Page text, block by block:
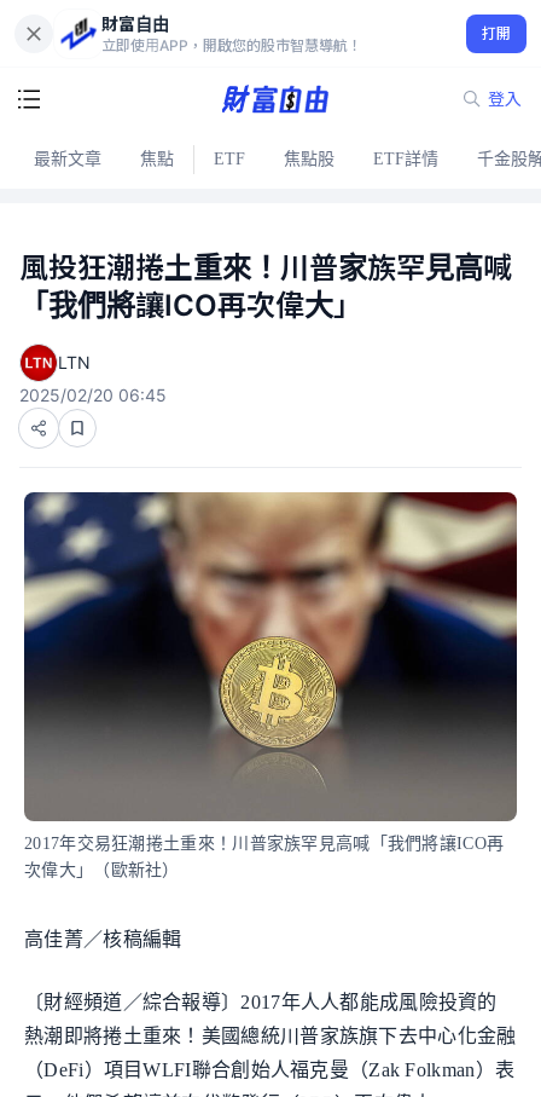
財富自由
立即使用APP，開啟您的股市智慧導航！
打開
登入
最新文章 焦點 ETF 焦點股 ETF詳情 千金股
風投狂潮捲土重來！川普家族罕見高喊
「我們將讓ICO再次偉大」
LTN
2025/02/20 06:45
2017年交易狂潮捲土重來！川普家族罕見高喊「我們將讓ICO再
次偉大」（歐新社）
高佳菁／核稿編輯
〔財經頻道／綜合報導〕2017年人人都能成風險投資的
熱潮即將捲土重來！美國總統川普家族旗下去中心化金融
（DeFi）項目WLFI聯合創始人福克曼（Zak Folkman）表